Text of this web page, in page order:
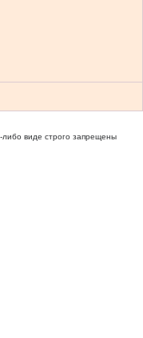
либо виде строго запрещены